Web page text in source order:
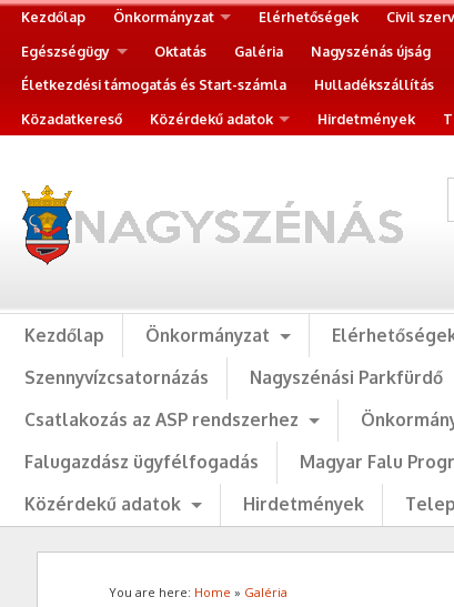
Kezdőlap Önkormányzat Elérhetőségek Civil
Egészségügy
Oktatás Galéria Nagyszénás újság
Életkezdési támogatás és Start-számla
Hulladékszállítás
Közadatkereső
Közérdekű adatok Hirdetmények
Kezdőlap Önkormányzat
Szennyvízcsatornázás
Nagyszénási Parkfürdő
Csatlakozás az ASP rendszerhez
Falugazdász ügyfélfogadás
Magyar Falu
Közérdekű adatok
Hirdetmények
You are here: Home » Galéria